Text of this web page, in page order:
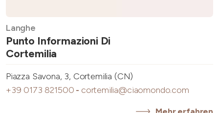
Langhe
Punto Informazioni Di
Cortemilia
Piazza Savona, 3, Cortemilia (CN)
+39 0173 821500 - cortemilia@ciaomondo.com